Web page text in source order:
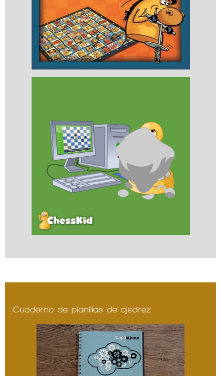
Cuaderno de planillas de ajedrez